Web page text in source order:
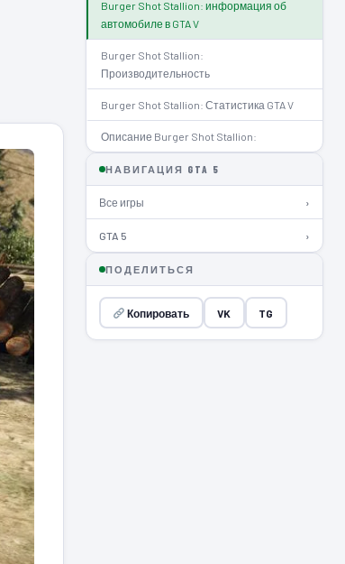
Burger Shot Stallion: информация об
автомобиле в GTA V
Burger Shot Stallion:
Производительность
Burger Shot Stallion: Статистика GTA V
Описание Burger Shot Stallion:
НАВИГАЦИЯ GTA 5
Все игры ›
GTA 5 ›
ПОДЕЛИТЬСЯ
Копировать VK TG